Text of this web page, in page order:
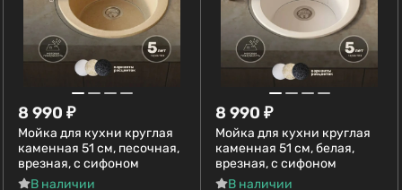
8 990 ₽
Мойка для кухни круглая
каменная 51 см, песочная,
врезная, с сифоном
В наличии
8 990 ₽
Мойка для кухни круглая
каменная 51 см, белая,
врезная, с сифоном
В наличии